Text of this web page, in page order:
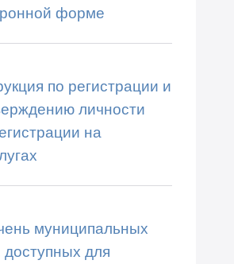
форме
по регистрации и
личности
на
муниципальных
доступных для